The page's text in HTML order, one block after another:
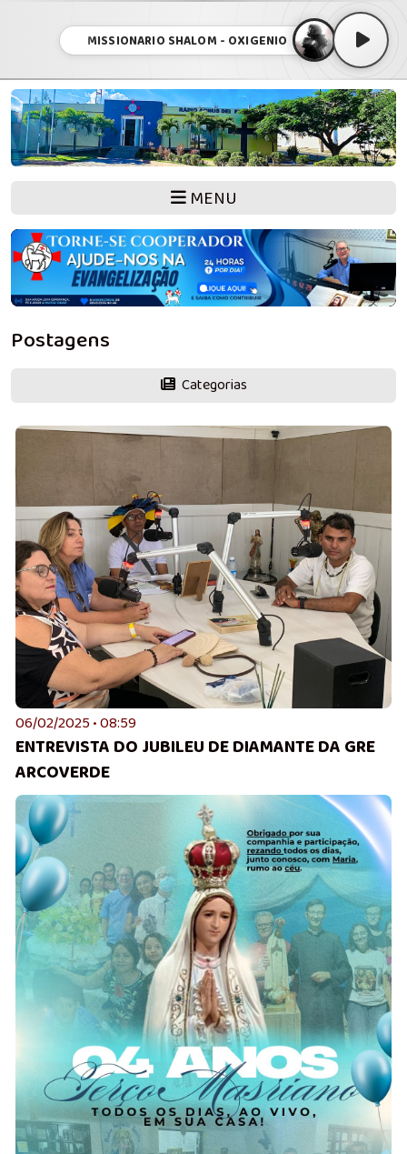
MISSIONARIO SHALOM - OXIGENIO
MENU
Postagens
Categorias
06/02/2025 • 08:59
ENTREVISTA DO JUBILEU DE DIAMANTE DA GRE
ARCOVERDE